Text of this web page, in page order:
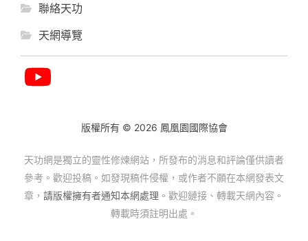
聯絡天功
天網導覽
版權所有 © 2026 鳳凰園國際協會
天功網是獨立的靈性修煉網站，所發布的消息和評論僅供讀者
參考。歡迎投稿。如發現稿件侵權，或作者不願在本網發表文
章， 請版權擁有者通知本網處理 。歡迎鏈接、轉載天網內容。
轉載時須註明出處。